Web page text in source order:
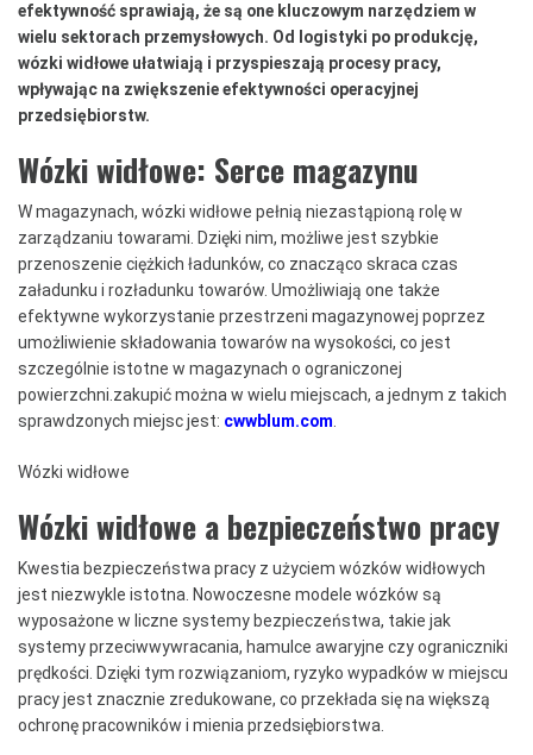
efektywność sprawiają, że są one kluczowym narzędziem w
wielu sektorach przemysłowych. Od logistyki po produkcję,
wózki widłowe ułatwiają i przyspieszają procesy pracy,
wpływając na zwiększenie efektywności operacyjnej
przedsiębiorstw.
Wózki widłowe: Serce magazynu
W magazynach, wózki widłowe pełnią niezastąpioną rolę w
zarządzaniu towarami. Dzięki nim, możliwe jest szybkie
przenoszenie ciężkich ładunków, co znacząco skraca czas
załadunku i rozładunku towarów. Umożliwiają one także
efektywne wykorzystanie przestrzeni magazynowej poprzez
umożliwienie składowania towarów na wysokości, co jest
szczególnie istotne w magazynach o ograniczonej
powierzchni.zakupić można w wielu miejscach, a jednym z takich
sprawdzonych miejsc jest: cwwblum.com.
Wózki widłowe
Wózki widłowe a bezpieczeństwo pracy
Kwestia bezpieczeństwa pracy z użyciem wózków widłowych
jest niezwykle istotna. Nowoczesne modele wózków są
wyposażone w liczne systemy bezpieczeństwa, takie jak
systemy przeciwwywracania, hamulce awaryjne czy ograniczniki
prędkości. Dzięki tym rozwiązaniom, ryzyko wypadków w miejscu
pracy jest znacznie zredukowane, co przekłada się na większą
ochronę pracowników i mienia przedsiębiorstwa.